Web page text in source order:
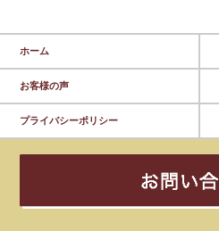
ホーム
お客様の声
プライバシーポリシー